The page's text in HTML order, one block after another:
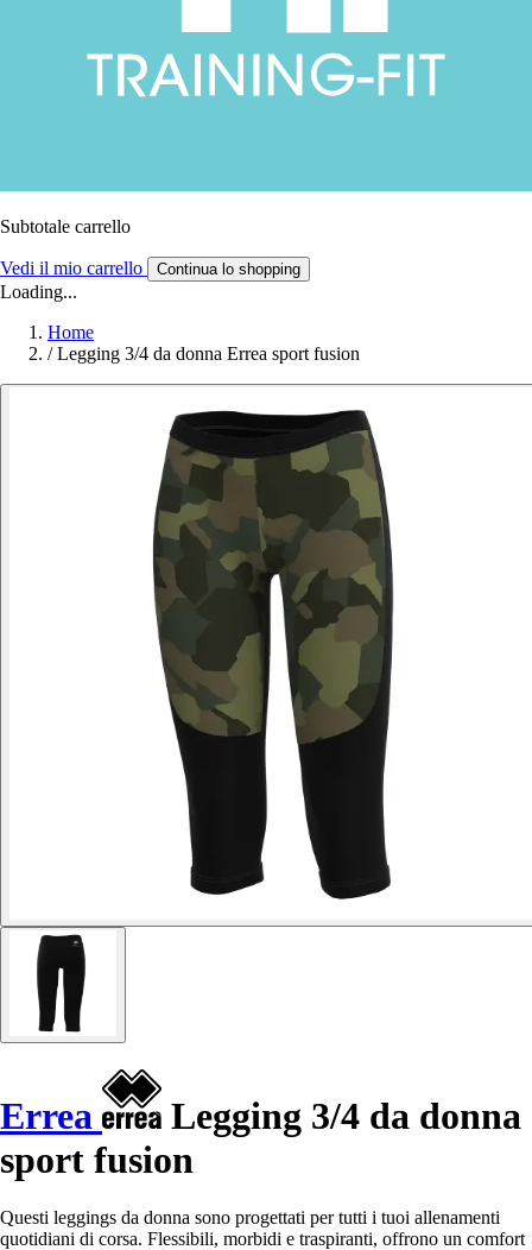
Subtotale carrello
Vedi il mio carrello Continua lo shopping
Loading...
Home
/ Legging 3/4 da donna Errea sport fusion
Errea
Legging 3/4 da donna
sport fusion
Questi leggings da donna sono progettati per tutti i tuoi allenamenti
quotidiani di corsa. Flessibili, morbidi e traspiranti, offrono un comfort